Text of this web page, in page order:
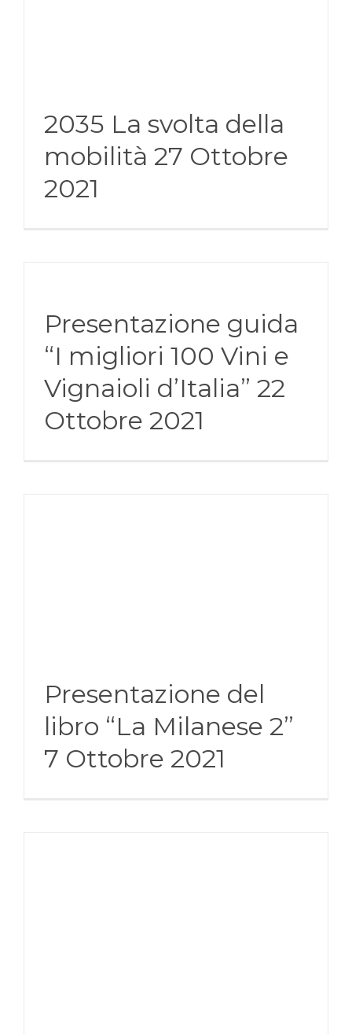
2035 La svolta della
mobilità 27 Ottobre
2021
Presentazione guida
“I migliori 100 Vini e
Vignaioli d’Italia” 22
Ottobre 2021
Presentazione del
libro “La Milanese 2”
7 Ottobre 2021